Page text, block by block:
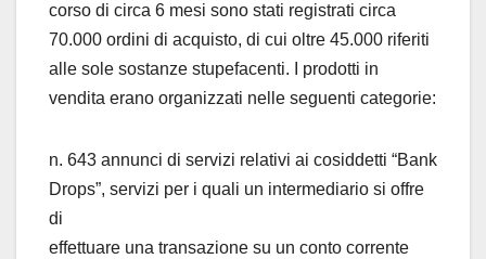
corso di circa 6 mesi sono stati registrati circa
70.000 ordini di acquisto, di cui oltre 45.000 riferiti
alle sole sostanze stupefacenti. I prodotti in
vendita erano organizzati nelle seguenti categorie:
n. 643 annunci di servizi relativi ai cosiddetti “Bank
Drops”, servizi per i quali un intermediario si offre
di
effettuare una transazione su un conto corrente